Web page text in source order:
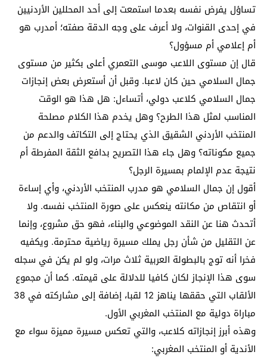
تساؤل يفرض نفسه بعدما استمعت إلى أحد المحللين الأردنيين
في إحدى القنوات، ولا أعرف على وجه الدقة صفته؛ أمدرب هو
أم إعلامي أم مسؤول؟
قال إن مستوى اللاعب موسى التعمري أعلى بكثير من مستوى
جمال السلامي حين كان لاعبا. وقبل أن أستعرض بعض إنجازات
جمال السلامي كلاعب دولي، أتساءل: هل هذا هو الوقت
المناسب لمثل هذا الطرح؟ وهل يخدم هذا الكلام مصلحة
المنتخب الأردني الشقيق الذي يحتاج إلى التكاتف والدعم من
جميع مكوناته؟ وهل جاء هذا التصريح بدافع الثقة المفرطة أم
نتيجة عدم الإلمام بمسيرة الرجل؟
أقول إن جمال السلامي هو مدرب المنتخب الأردني، وأي إساءة
أو انتقاص من مكانته ينعكس على صورة المنتخب نفسه. ولا
أتحدث هنا عن النقد الموضوعي والبناء، فهو حق مشروع، وإنما
عن التقليل من شأن رجل يملك مسيرة رياضية محترمة. ويكفيه
فخرا أنه توج بالبطولة العربية ثلاث مرات، ولو لم يكن في سجله
سوى هذا الإنجاز لكان كافيا للدلالة على قيمته. كما أن مجموع
الألقاب التي حققها يناهز 12 لقبا، إضافة إلى مشاركته في 38
مباراة دولية مع المنتخب المغربي الأول.
وهذه أبرز إنجازاته كلاعب، والتي تعكس مسيرة مميزة سواء مع
الأندية أو المنتخب المغربي: